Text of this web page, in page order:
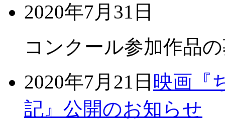
2020年7月31日
コンクール参加作品
2020年7月21日 映画『
記』公開のお知らせ